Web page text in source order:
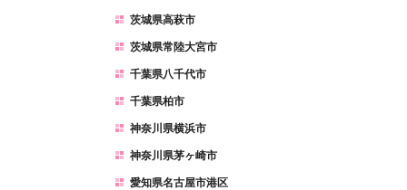
茨城県高萩市
茨城県常陸大宮市
千葉県八千代市
千葉県柏市
神奈川県横浜市
神奈川県茅ヶ崎市
愛知県名古屋市港区